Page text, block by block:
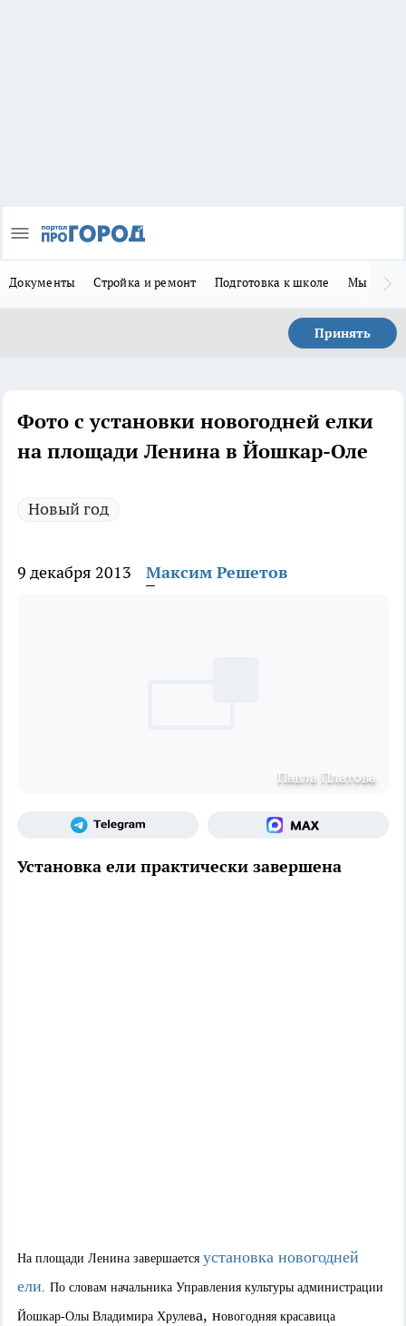
Документы Стройка и ремонт Подготовка к школе Мы в MAX
Принять
Фото с установки новогодней елки
на площади Ленина в Йошкар-Оле
Новый год
9 декабря 2013 Максим Решетов
Павла Платова
Установка ели практически завершена
На площади Ленина завершается установка новогодней
ели. По словам начальника Управления культуры администрации
Йошкар-Олы Владимира Хрулева, новогодняя красавица